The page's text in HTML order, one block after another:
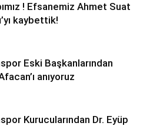
! Efsanemiz Ahmet Suat
kaybettik!
Eski Başkanlarından
anıyoruz
Kurucularından Dr. Eyüp